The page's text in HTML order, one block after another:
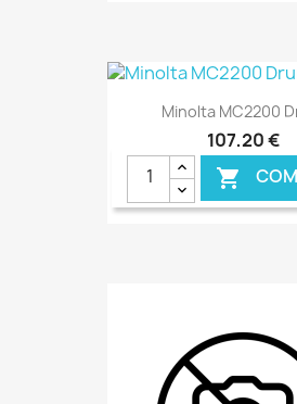
Minolta MC2200
107,20 €
